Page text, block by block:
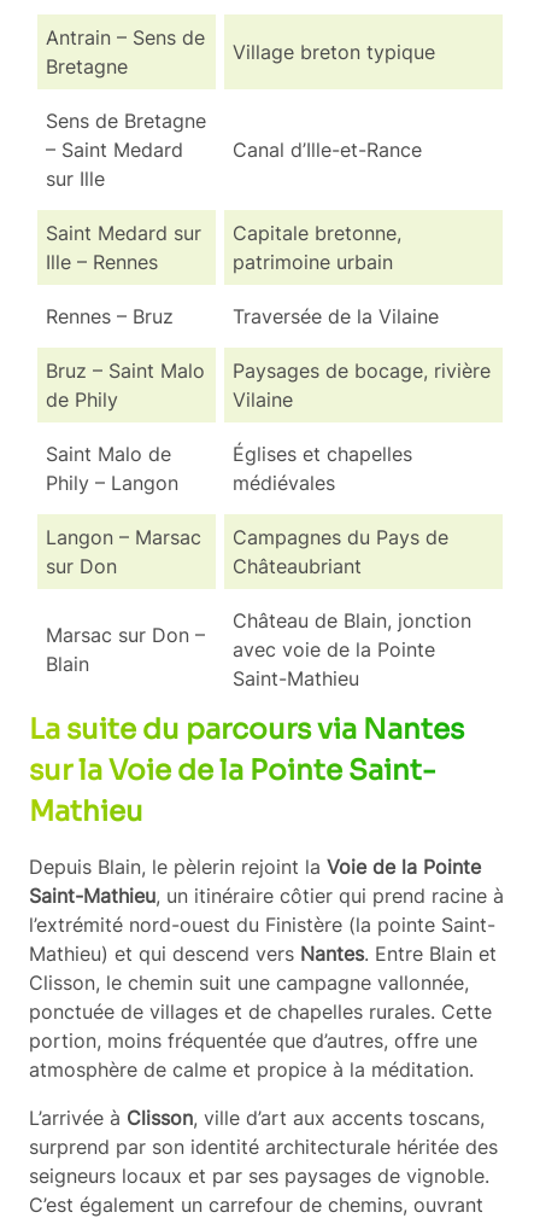
Antrain – Sens de
Bretagne
Village breton typique
Sens de Bretagne
– Saint Medard
sur Ille
Canal d’Ille-et-Rance
Saint Medard sur
Ille – Rennes
Capitale bretonne,
patrimoine urbain
Rennes – Bruz Traversée de la Vilaine
Bruz – Saint Malo
de Phily
Paysages de bocage, rivière
Vilaine
Saint Malo de
Phily – Langon
Églises et chapelles
médiévales
Langon – Marsac
sur Don
Campagnes du Pays de
Châteaubriant
Marsac sur Don –
Blain
Château de Blain, jonction
avec voie de la Pointe
Saint-Mathieu
La suite du parcours via Nantes
sur la Voie de la Pointe Saint-
Mathieu
Depuis Blain, le pèlerin rejoint la Voie de la Pointe
Saint-Mathieu, un itinéraire côtier qui prend racine à
l’extrémité nord-ouest du Finistère (la pointe Saint-
Mathieu) et qui descend vers Nantes. Entre Blain et
Clisson, le chemin suit une campagne vallonnée,
ponctuée de villages et de chapelles rurales. Cette
portion, moins fréquentée que d’autres, offre une
atmosphère de calme et propice à la méditation.
L’arrivée à Clisson, ville d’art aux accents toscans,
surprend par son identité architecturale héritée des
seigneurs locaux et par ses paysages de vignoble.
C’est également un carrefour de chemins, ouvrant